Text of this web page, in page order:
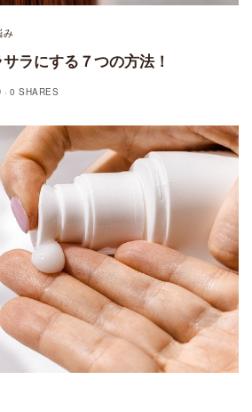
み
ラにする７つの方法！
0 SHARES